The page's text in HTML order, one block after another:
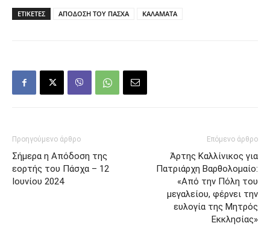
ΕΤΙΚΕΤΕΣ ΑΠΟΔΟΣΗ ΤΟΥ ΠΑΣΧΑ ΚΑΛΑΜΑΤΑ
Προηγούμενο άρθρο
Σήμερα η Απόδοση της
εορτής του Πάσχα – 12
Ιουνίου 2024
Επόμενο άρθρο
Άρτης Καλλίνικος για
Πατριάρχη Βαρθολομαίο:
«Από την Πόλη του
μεγαλείου, φέρνει την
ευλογία της Μητρός
Εκκλησίας»